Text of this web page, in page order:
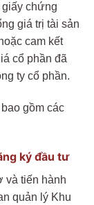
giấy chứng
giá trị tài sản
cam kết
cổ phần đã
ty cổ phần.
gồm các
ký đầu tư
và tiến hành
quản lý Khu